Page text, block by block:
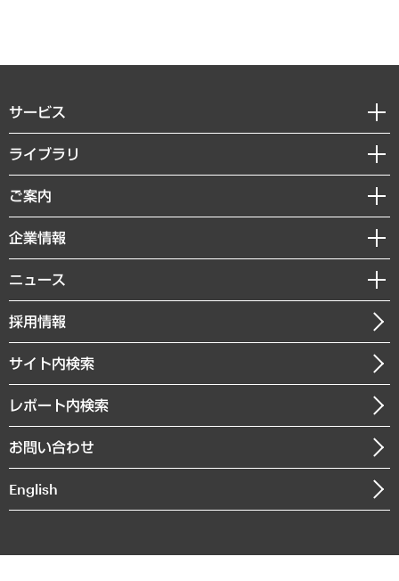
サービス
経営戦略
組織・人事戦略
デジタルイノベーション
共生・ダイバーシティ
GRC（ガバナンス・リスク・コンプライアンス）・防災（政策）
経済・産業・雇用・労働
まちづくり・観光・交通・スポーツ・スマートシティ
自然資源・農林水産業・食料システム
ライブラリ
経済調査
レポート
コラム
経営用語集
受託・受注実績（官公庁関連）
メディア掲載・出演
ご案内
セミナー・イベント情報
MUFGビジネスセミナー
受託案件情報
企業情報
私たちの想い
社長メッセージ
会社概要
沿革
組織図・本部部室紹介
インドネシア現地法人
個人情報保護方針
ニュース
ニュースリリース
お知らせ
採用情報
サイト内検索
レポート内検索
お問い合わせ
English